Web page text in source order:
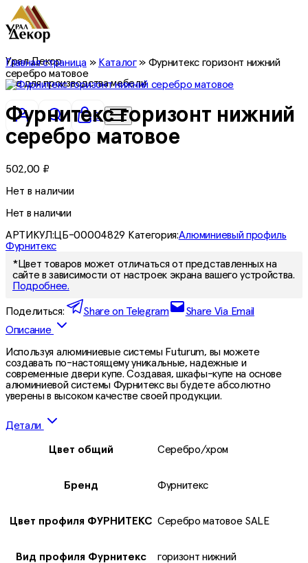
Урал Декор
все для производства мебели
0
Главная страница» Каталог» Фурнитекс горизонт нижний
серебро матовое
Фурнитекс горизонт нижний
серебро матовое
502,00 ₽
Нет в наличии
Нет в наличии
АРТИКУЛ:ЦБ-00004829 Категория:Алюминиевый профиль
Фурнитекс
*Цвет товаров может отличаться от представленных на
сайте в зависимости от настроек экрана вашего устройства.
Подробнее.
Поделиться: Share on Telegram
Share Via Email
Описание
Используя алюминиевые системы Futurum, вы можете
создавать по-настоящему уникальные, надежные и
современные двери купе. Создавая, шкафы-купе на основе
алюминиевой системы Фурнитекс вы будете абсолютно
уверены в высоком качестве своей продукции.
Детали
Цвет общий Серебро/хром
Бренд Фурнитекс
Цвет профиля ФУРНИТЕКС Cеребро матовое SALE
Вид профиля Фурнитекс горизонт нижний